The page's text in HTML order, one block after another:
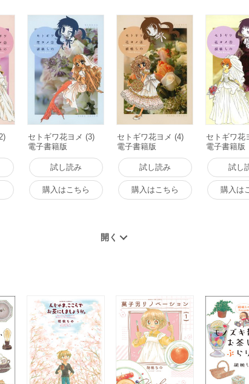
セトギワ花ヨメ (3)
電子書籍版
試し読み
購入はこちら
セトギワ花ヨメ (4)
電子書籍版
試し読み
購入はこちら
セトギワ花
電子書籍版
試し
購入は